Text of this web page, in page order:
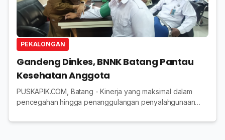
PEKALONGAN
Gandeng Dinkes, BNNK Batang Pantau
Kesehatan Anggota
PUSKAPIK.COM, Batang - Kinerja yang maksimal dalam
pencegahan hingga penanggulangan penyalahgunaan
Kabupaten BNNK Batang menggelar pengecekan